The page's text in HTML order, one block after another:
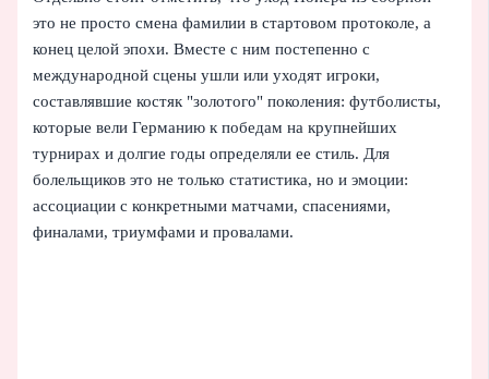
это не просто смена фамилии в стартовом протоколе, а
конец целой эпохи. Вместе с ним постепенно с
международной сцены ушли или уходят игроки,
составлявшие костяк "золотого" поколения: футболисты,
которые вели Германию к победам на крупнейших
турнирах и долгие годы определяли ее стиль. Для
болельщиков это не только статистика, но и эмоции:
ассоциации с конкретными матчами, спасениями,
финалами, триумфами и провалами.